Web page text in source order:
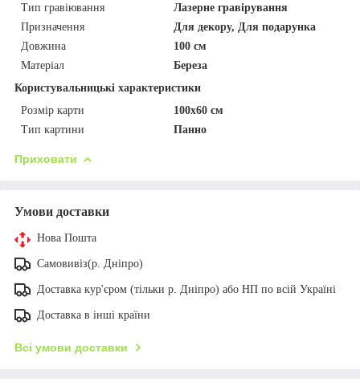
Тип гравіювання
Лазерне гравірування
Призначення
Для декору, Для подарунка
Довжина
100 см
Матеріал
Береза
Користувальницькі характеристики
Розмір карти
100х60 см
Тип картини
Панно
Приховати
Умови доставки
Нова Пошта
Самовивіз(р. Дніпро)
Доставка кур'єром (тільки р. Дніпро) або НП по всій Україні
Доставка в інші країни
Всі умови доставки